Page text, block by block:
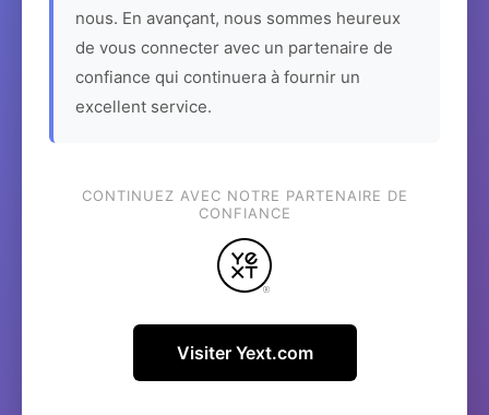
nous. En avançant, nous sommes heureux
de vous connecter avec un partenaire de
confiance qui continuera à fournir un
excellent service.
CONTINUEZ AVEC NOTRE PARTENAIRE DE
CONFIANCE
Visiter Yext.com